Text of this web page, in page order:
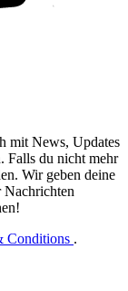
mit News, Updates
Falls du nicht mehr
Wir geben deine
Conditions .